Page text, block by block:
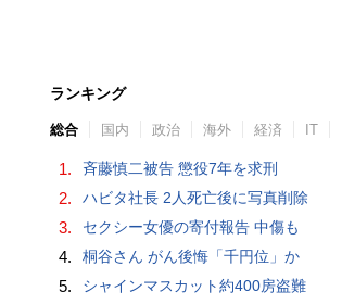
ランキング
総合 国内 政治 海外 経済 IT
1. 斉藤慎二被告 懲役7年を求刑
2. ハビタ社長 2人死亡後に写真削除
3. セクシー女優の寄付報告 中傷も
4. 桐谷さん がん後悔「千円位」か
5. シャインマスカット約400房盗難